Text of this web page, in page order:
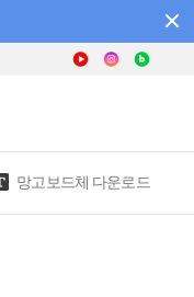
망고보드체 다운로드